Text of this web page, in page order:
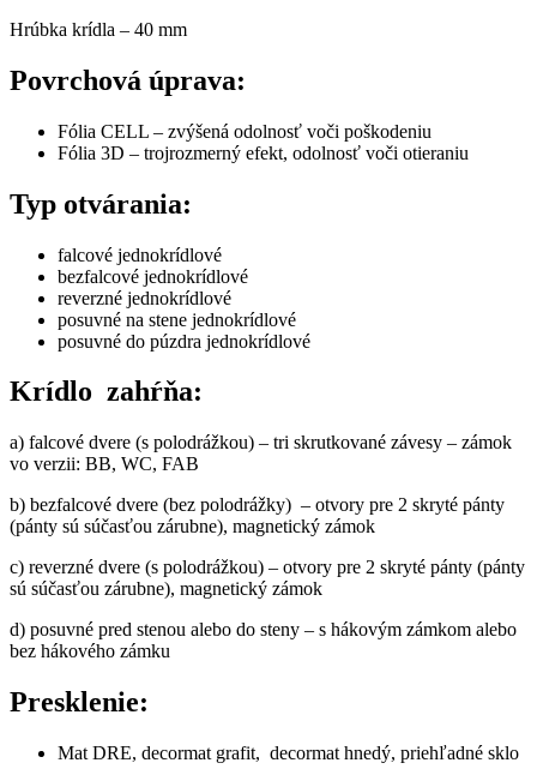
Hrúbka krídla – 40 mm
Povrchová úprava:
Fólia CELL – zvýšená odolnosť voči poškodeniu
Fólia 3D – trojrozmerný efekt, odolnosť voči otieraniu
Typ otvárania:
falcové jednokrídlové
bezfalcové jednokrídlové
reverzné jednokrídlové
posuvné na stene jednokrídlové
posuvné do púzdra jednokrídlové
Krídlo zahŕňa:
a) falcové dvere (s polodrážkou) – tri skrutkované závesy – zámok
vo verzii: BB, WC, FAB
b) bezfalcové dvere (bez polodrážky) – otvory pre 2 skryté pánty
(pánty sú súčasťou zárubne), magnetický zámok
c) reverzné dvere (s polodrážkou) – otvory pre 2 skryté pánty (pánty
sú súčasťou zárubne), magnetický zámok
d) posuvné pred stenou alebo do steny – s hákovým zámkom alebo
bez hákového zámku
Presklenie:
Mat DRE, decormat grafit, decormat hnedý, priehľadné sklo